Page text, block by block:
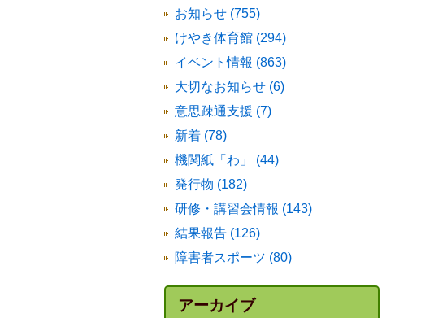
お知らせ (755)
けやき体育館 (294)
イベント情報 (863)
大切なお知らせ (6)
意思疎通支援 (7)
新着 (78)
機関紙「わ」 (44)
発行物 (182)
研修・講習会情報 (143)
結果報告 (126)
障害者スポーツ (80)
アーカイブ